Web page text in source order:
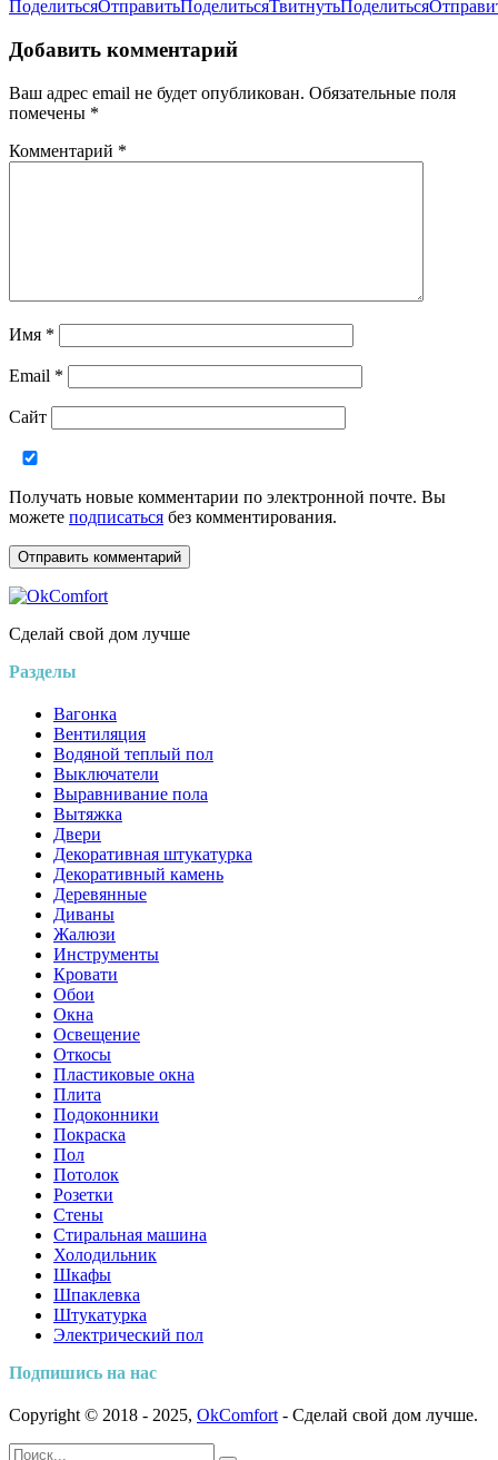
ПоделитьсяОтправитьПоделитьсяТвитнутьПоделиться
Добавить комментарий
Ваш адрес email не будет опубликован. Обязательные поля
помечены *
Комментарий *
Имя *
Email *
Сайт
Получать новые комментарии по электронной почте. Вы
можете подписаться без комментирования.
Сделай свой дом лучше
Разделы
Вагонка
Вентиляция
Водяной теплый пол
Выключатели
Выравнивание пола
Вытяжка
Двери
Декоративная штукатурка
Декоративный камень
Деревянные
Диваны
Жалюзи
Инструменты
Кровати
Обои
Окна
Освещение
Откосы
Пластиковые окна
Плита
Подоконники
Покраска
Пол
Потолок
Розетки
Стены
Стиральная машина
Холодильник
Шкафы
Шпаклевка
Штукатурка
Электрический пол
Подпишись на нас
Copyright © 2018 - 2025, OkComfort - Сделай свой дом лучше.